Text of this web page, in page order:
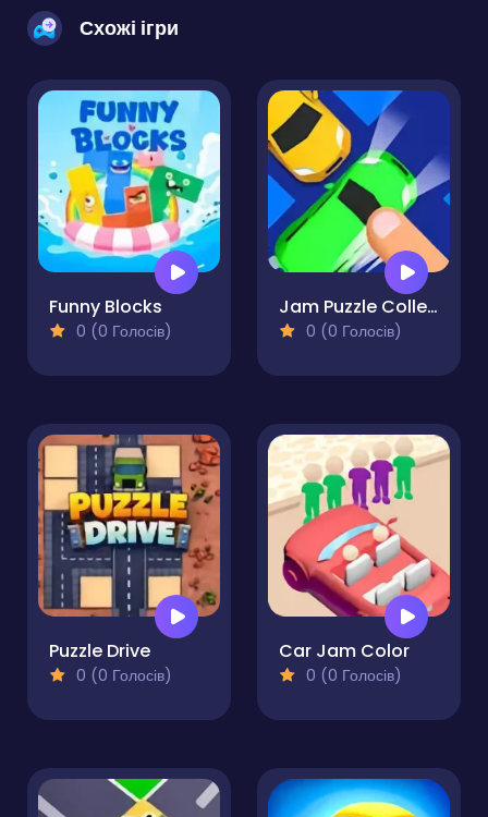
Схожі ігри
Funny Blocks
0 (0 Голосів)
Jam Puzzle Collection
0 (0 Голосів)
Puzzle Drive
0 (0 Голосів)
Car Jam Color
0 (0 Голосів)